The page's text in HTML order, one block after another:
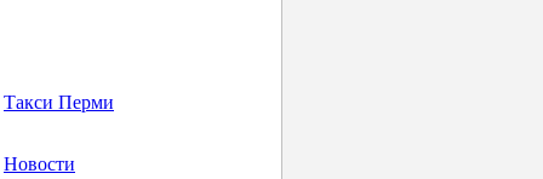
Такси Перми
Новости